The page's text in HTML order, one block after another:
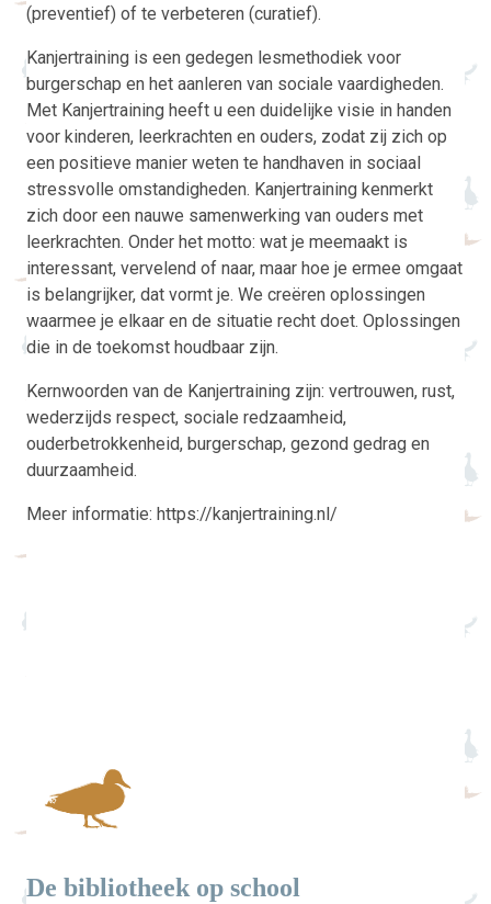
(preventief) of te verbeteren (curatief).
Kanjertraining is een gedegen lesmethodiek voor
burgerschap en het aanleren van sociale vaardigheden.
Met Kanjertraining heeft u een duidelijke visie in handen
voor kinderen, leerkrachten en ouders, zodat zij zich op
een positieve manier weten te handhaven in sociaal
stressvolle omstandigheden. Kanjertraining kenmerkt
zich door een nauwe samenwerking van ouders met
leerkrachten. Onder het motto: wat je meemaakt is
interessant, vervelend of naar, maar hoe je ermee omgaat
is belangrijker, dat vormt je. We creëren oplossingen
waarmee je elkaar en de situatie recht doet. Oplossingen
die in de toekomst houdbaar zijn.
Kernwoorden van de Kanjertraining zijn: vertrouwen, rust,
wederzijds respect, sociale redzaamheid,
ouderbetrokkenheid, burgerschap, gezond gedrag en
duurzaamheid.
Meer informatie: https://kanjertraining.nl/
De bibliotheek op school